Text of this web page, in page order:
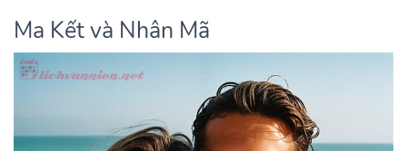
Ma Kết và Nhân Mã